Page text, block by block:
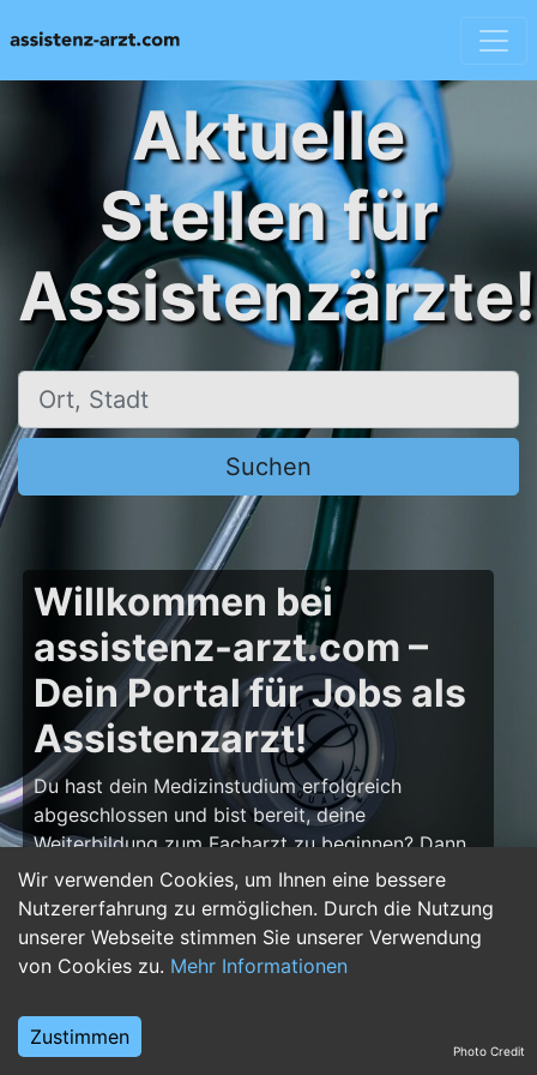
Wir verwenden Cookies, um Ihnen eine bessere
Nutzererfahrung zu ermöglichen. Durch die Nutzung
unserer Webseite stimmen Sie unserer Verwendung
von Cookies zu. Mehr Informationen
Zustimmen
Aktuelle
Stellen für
Assistenzärzte!
Ort, Stadt
Suchen
Willkommen bei
assistenz-arzt.com –
Dein Portal für Jobs als
Assistenzarzt!
Du hast dein Medizinstudium erfolgreich
abgeschlossen und bist bereit, deine
Weiterbildung zum Facharzt zu beginnen? Dann
bist du aufassistenz-arzt.comgenau richtig!
Hier findest du zahlreiche Stellenangebote für
Assistenzärzte in allen Fachrichtungen – von der
Inneren Medizin über die Chirurgie bis hin zur
deine Karriere im Arztberuf und finde die
passende Klinik oder Praxis für deinen nächstenPhoto Credit